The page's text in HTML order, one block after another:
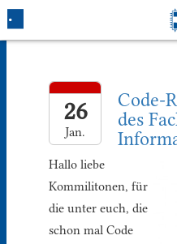
26
Jan.
Code-
des
Hallo liebe
Kommilitonen, für
die unter euch, die
schon mal Code